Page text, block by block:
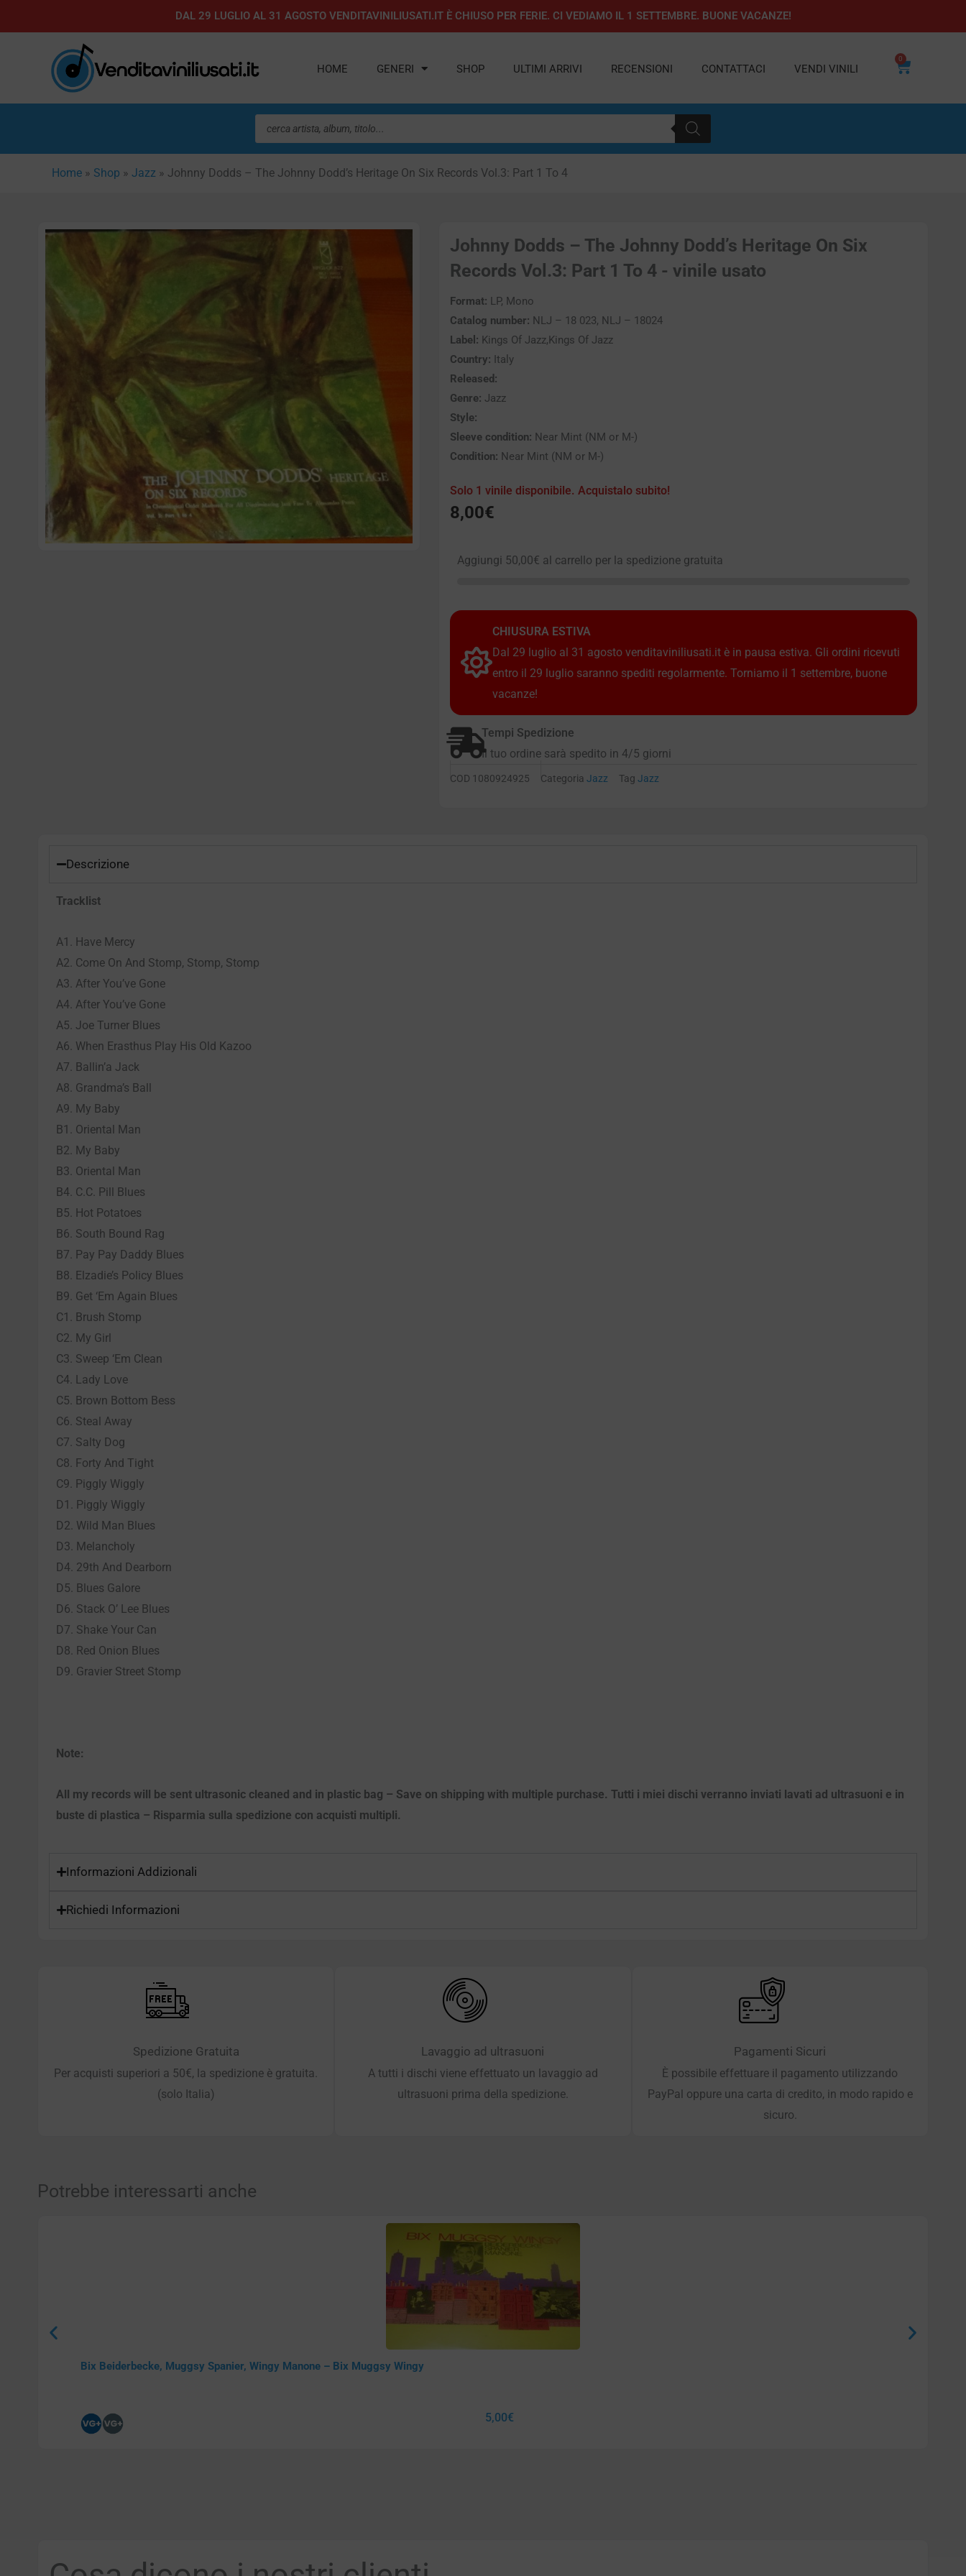
al
DAL 29 LUGLIO AL 31 AGOSTO VENDITAVINILIUSATI.IT È CHIUSO PER FERIE. CI VEDIAMO IL 1 SETTEMBRE. BUONE VACANZE!
HOME GENERI SHOP ULTIMI ARRIVI RECENSIONI CONTATTACI VENDI VINILI
0
Carrello
Ricerca
prodotti
Home » Shop » Jazz » Johnny Dodds – The Johnny Dodd’s Heritage On Six Records Vol.3: Part 1 To 4
Johnny Dodds – The Johnny Dodd’s Heritage On Six
Records Vol.3: Part 1 To 4 - vinile usato
Format: LP, Mono
Catalog number: NLJ – 18 023, NLJ – 18024
Label: Kings Of Jazz,Kings Of Jazz
Country: Italy
Released:
Genre: Jazz
Style:
Sleeve condition: Near Mint (NM or M-)
Condition: Near Mint (NM or M-)
Solo 1 vinile disponibile. Acquistalo subito!
8,00€
Aggiungi 50,00€ al carrello per la spedizione gratuita
CHIUSURA ESTIVA
Dal 29 luglio al 31 agosto venditaviniliusati.it è in pausa estiva. Gli ordini ricevuti
entro il 29 luglio saranno spediti regolarmente. Torniamo il 1 settembre, buone
vacanze!
Tempi Spedizione
Il tuo ordine sarà spedito in 4/5 giorni
COD 1080924925 Categoria Jazz Tag Jazz
Descrizione
Tracklist
A1. Have Mercy
A2. Come On And Stomp, Stomp, Stomp
A3. After You’ve Gone
A4. After You’ve Gone
A5. Joe Turner Blues
A6. When Erasthus Play His Old Kazoo
A7. Ballin’a Jack
A8. Grandma’s Ball
A9. My Baby
B1. Oriental Man
B2. My Baby
B3. Oriental Man
B4. C.C. Pill Blues
B5. Hot Potatoes
B6. South Bound Rag
B7. Pay Pay Daddy Blues
B8. Elzadie’s Policy Blues
B9. Get ‘Em Again Blues
C1. Brush Stomp
C2. My Girl
C3. Sweep ‘Em Clean
C4. Lady Love
C5. Brown Bottom Bess
C6. Steal Away
C7. Salty Dog
C8. Forty And Tight
C9. Piggly Wiggly
D1. Piggly Wiggly
D2. Wild Man Blues
D3. Melancholy
D4. 29th And Dearborn
D5. Blues Galore
D6. Stack O’ Lee Blues
D7. Shake Your Can
D8. Red Onion Blues
D9. Gravier Street Stomp
Note:
All my records will be sent ultrasonic cleaned and in plastic bag – Save on shipping with multiple purchase. Tutti i miei dischi verranno inviati lavati ad ultrasuoni e in
buste di plastica – Risparmia sulla spedizione con acquisti multipli.
Informazioni Addizionali
Richiedi Informazioni
Spedizione Gratuita
Per acquisti superiori a 50€, la spedizione è gratuita.
(solo Italia)
Lavaggio ad ultrasuoni
A tutti i dischi viene effettuato un lavaggio ad
ultrasuoni prima della spedizione.
Pagamenti Sicuri
È possibile effettuare il pagamento utilizzando
PayPal oppure una carta di credito, in modo rapido e
sicuro.
Potrebbe interessarti anche
Bix Beiderbecke, Muggsy Spanier, Wingy Manone – Bix Muggsy Wingy
5,00€